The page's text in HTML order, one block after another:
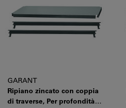
GARANT
Ripiano zincato con coppia
di traverse, Per profondità